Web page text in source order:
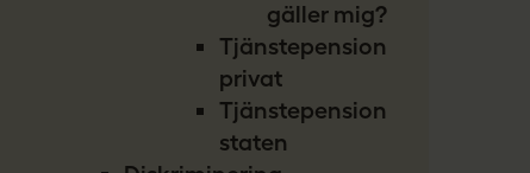
gäller mig?
Tjänstepension
privat
Tjänstepension
staten